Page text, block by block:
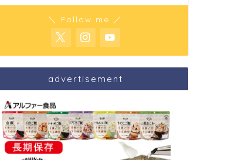
＼ Follow me ／
advertisement